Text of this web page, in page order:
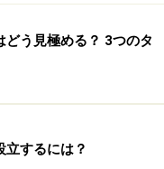
う見極める？ 3つのタ
立するには？